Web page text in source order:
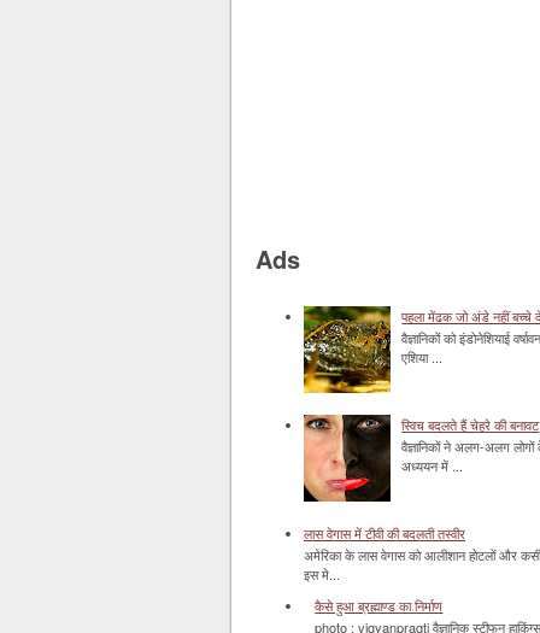
Ads
पहला मेंढक जो अंडे नहीं बच्चे
वैज्ञानिकों को इंडोनेशियाई
एशिया ...
स्विच बदलते हैं चेहरे की बनावट
वैज्ञानिकों ने अलग-अलग
अध्ययन में ...
लास वेगास में टीवी की बदलती तस्वीर
अमेरिका के लास वेगास को आलीशान होटलों और
इस मे...
कैसे हुआ ब्रह्माण्ड का निर्माण
photo : vigyanpragti वैज्ञानिक स्टीफन